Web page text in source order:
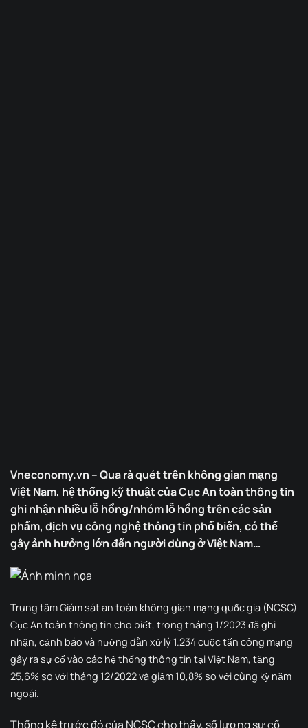
Vneconomy.vn – Qua rà quét trên không gian mạng
Việt Nam, hệ thống kỹ thuật của Cục An toàn thông tin
ghi nhận nhiều lỗ hổng/nhóm lỗ hổng trên các sản
phẩm, dịch vụ công nghệ thông tin phổ biến, có thể
gây ảnh hưởng lớn đến người dùng ở Việt Nam…
Trung tâm Giám sát an toàn không gian mạng quốc gia (NCSC)
Cục An toàn thông tin cho biết, trong tháng 1/2023 đã ghi
nhận, cảnh báo và hướng dẫn xử lý 1.234 cuộc tấn công mạng
gây ra sự cố vào các hệ thống thông tin tại Việt Nam, tăng
25,6% so với tháng 12/2022 và giảm 10,8% so với cùng kỳ năm
ngoái.
Thống kê trước đó của NCSC cho thấy, số lượng sự cố